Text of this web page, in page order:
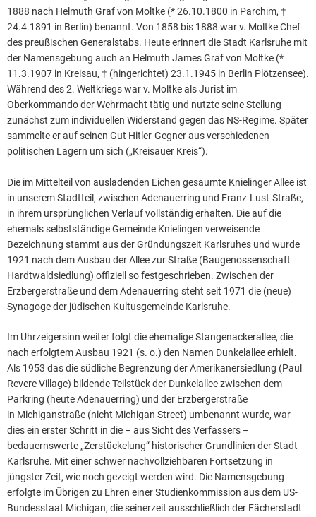
1888 nach Helmuth Graf von Moltke (* 26.10.1800 in Parchim, †
24.4.1891 in Berlin) benannt. Von 1858 bis 1888 war v. Moltke Chef
des preußischen Generalstabs. Heute erinnert die Stadt Karlsruhe mit
der Namensgebung auch an Helmuth James Graf von Moltke (*
11.3.1907 in Kreisau, † (hingerichtet) 23.1.1945 in Berlin Plötzensee).
Während des 2. Weltkriegs war v. Moltke als Jurist im
Oberkommando der Wehrmacht tätig und nutzte seine Stellung
zunächst zum individuellen Widerstand gegen das NS-Regime. Später
sammelte er auf seinen Gut Hitler-Gegner aus verschiedenen
politischen Lagern um sich („Kreisauer Kreis“).
Die im Mittelteil von ausladenden Eichen gesäumte Knielinger Allee ist
in unserem Stadtteil, zwischen Adenauerring und Franz-Lust-Straße,
in ihrem ursprünglichen Verlauf vollständig erhalten. Die auf die
ehemals selbstständige Gemeinde Knielingen verweisende
Bezeichnung stammt aus der Gründungszeit Karlsruhes und wurde
1921 nach dem Ausbau der Allee zur Straße (Baugenossenschaft
Hardtwaldsiedlung) offiziell so festgeschrieben. Zwischen der
Erzbergerstraße und dem Adenauerring steht seit 1971 die (neue)
Synagoge der jüdischen Kultusgemeinde Karlsruhe.
Im Uhrzeigersinn weiter folgt die ehemalige Stangenackerallee, die
nach erfolgtem Ausbau 1921 (s. o.) den Namen Dunkelallee erhielt.
Als 1953 das die südliche Begrenzung der Amerikanersiedlung (Paul
Revere Village) bildende Teilstück der Dunkelallee zwischen dem
Parkring (heute Adenauerring) und der Erzbergerstraße
in Michiganstraße (nicht Michigan Street) umbenannt wurde, war
dies ein erster Schritt in die – aus Sicht des Verfassers –
bedauernswerte „Zerstückelung“ historischer Grundlinien der Stadt
Karlsruhe. Mit einer schwer nachvollziehbaren Fortsetzung in
jüngster Zeit, wie noch gezeigt werden wird. Die Namensgebung
erfolgte im Übrigen zu Ehren einer Studienkommission aus dem US-
Bundesstaat Michigan, die seinerzeit ausschließlich der Fächerstadt